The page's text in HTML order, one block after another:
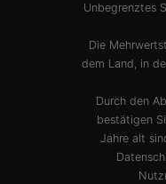
Unbegrenztes
Die
dem Land, in
Durch den
bestätigen
Jahre alt